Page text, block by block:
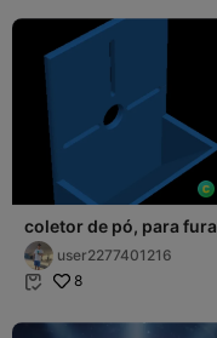
coletor de pó, para fura
paredesuser2277401216
 8